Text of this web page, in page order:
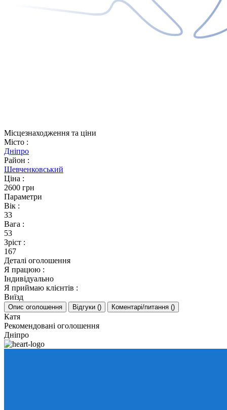
Місцезнаходження та ціни
Місто :
Дніпро
Район :
Шевченковський
Ціна :
2600 грн
Параметри
Вік :
33
Вага :
53
Зріст :
167
Деталі оголошення
Я працюю :
Індивідуально
Я приймаю клієнтів :
Виїзд
Опис оголошення Відгуки () Коментарі/питання ()
Катя
Рекомендовані оголошення
Дніпро